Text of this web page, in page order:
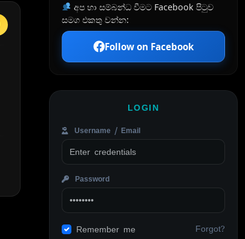
අප හා සම්බන්ධ වීමට Facebook පිටුව
සමග එකතු වන්න:
Follow on Facebook
LOGIN
Username / Email
Password
Remember me Forgot?